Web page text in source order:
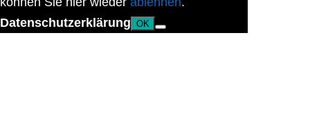
Datenschutzerklärung OK